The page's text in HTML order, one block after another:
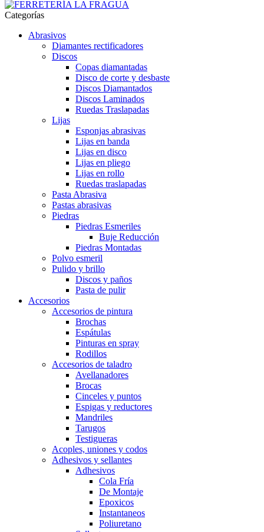
Categorías
Abrasivos
Diamantes rectificadores
Discos
Copas diamantadas
Disco de corte y desbaste
Discos Diamantados
Discos Laminados
Ruedas Traslapadas
Lijas
Esponjas abrasivas
Lijas en banda
Lijas en disco
Lijas en pliego
Lijas en rollo
Ruedas traslapadas
Pasta Abrasiva
Pastas abrasivas
Piedras
Piedras Esmeriles
Buje Reducción
Piedras Montadas
Polvo esmeril
Pulido y brillo
Discos y paños
Pasta de pulir
Accesorios
Accesorios de pintura
Brochas
Espátulas
Pinturas en spray
Rodillos
Accesorios de taladro
Avellanadores
Brocas
Cinceles y puntos
Espigas y reductores
Mandriles
Tarugos
Testigueras
Acoples, uniones y codos
Adhesivos y sellantes
Adhesivos
Cola Fría
De Montaje
Epoxicos
Instantaneos
Poliuretano